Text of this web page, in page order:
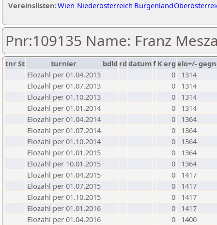
Vereinslisten:Wien Niederösterreich Burgenland
Pnr:109135 Name: Franz
tnrSt turnier bdld rd datumf Kerg elo+/-
Elozahl per 01.04.2013
0
1314
Elozahl per 01.07.2013
0
1314
Elozahl per 01.10.2013
0
1314
Elozahl per 01.01.2014
0
1314
Elozahl per 01.04.2014
0
1364
Elozahl per 01.07.2014
0
1364
Elozahl per 01.10.2014
0
1364
Elozahl per 01.01.2015
0
1364
Elozahl per 10.01.2015
0
1364
Elozahl per 01.04.2015
0
1417
Elozahl per 01.07.2015
0
1417
Elozahl per 01.10.2015
0
1417
Elozahl per 01.01.2016
0
1417
Elozahl per 01.04.2016
0
1400